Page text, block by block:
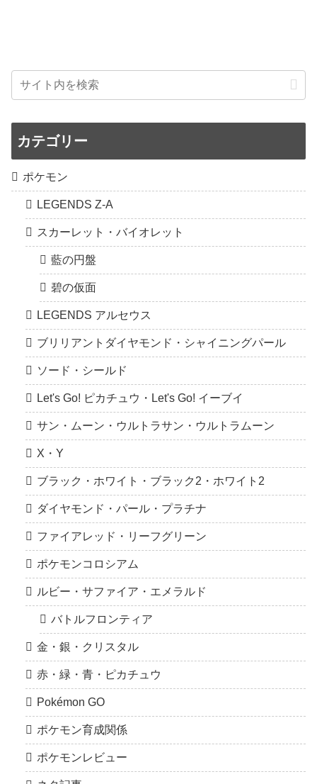
カテゴリー
ポケモン
LEGENDS Z-A
スカーレット・バイオレット
藍の円盤
碧の仮面
LEGENDS アルセウス
ブリリアントダイヤモンド・シャイニングパール
ソード・シールド
Let's Go! ピカチュウ・Let's Go! イーブイ
サン・ムーン・ウルトラサン・ウルトラムーン
X・Y
ブラック・ホワイト・ブラック2・ホワイト2
ダイヤモンド・パール・プラチナ
ファイアレッド・リーフグリーン
ポケモンコロシアム
ルビー・サファイア・エメラルド
バトルフロンティア
金・銀・クリスタル
赤・緑・青・ピカチュウ
Pokémon GO
ポケモン育成関係
ポケモンレビュー